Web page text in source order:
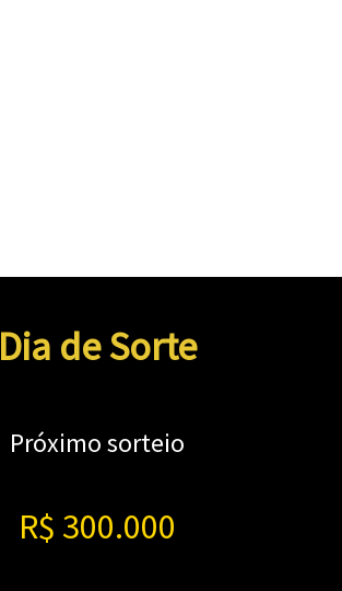
Dia de Sorte
Próximo sorteio
R$ 300.000